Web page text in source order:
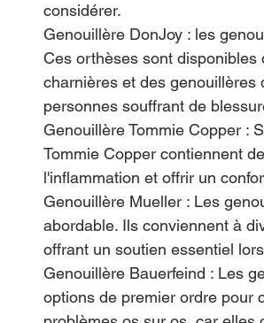
considérer.
Genouillère DonJoy : les
Ces orthèses sont
charnières et des genouillères
personnes souffrant de
Genouillère Tommie Copper :
Tommie Copper contiennent
l'inflammation et offrir un
Genouillère Mueller : Les
abordable. Ils conviennent à
offrant un soutien essentiel
Genouillère Bauerfeind : Les
options de premier ordre pour